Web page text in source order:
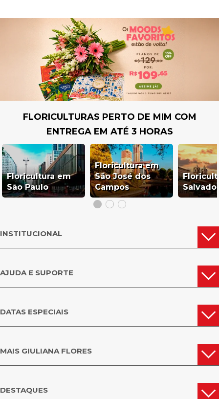
FLORICULTURAS PERTO DE MIM COM
ENTREGA EM ATÉ 3 HORAS
Floricultura em
São Paulo
Floricultura em
São José dos
Campos
INSTITUCIONAL
AJUDA E SUPORTE
DATAS ESPECIAIS
MAIS GIULIANA FLORES
DESTAQUES